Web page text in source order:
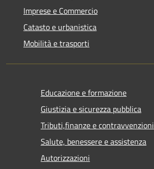
Imprese e Commercio
Catasto e urbanistica
Mobilità e trasporti
Educazione e formazione
Giustizia e sicurezza pubblica
Tributi,finanze e contravvenzioni
Salute, benessere e assistenza
Autorizzazioni